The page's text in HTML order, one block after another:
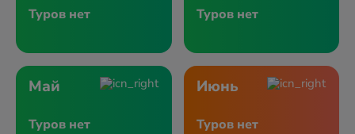
Туров нет Туров нет
Май
Туров нет
Июнь
Туров нет